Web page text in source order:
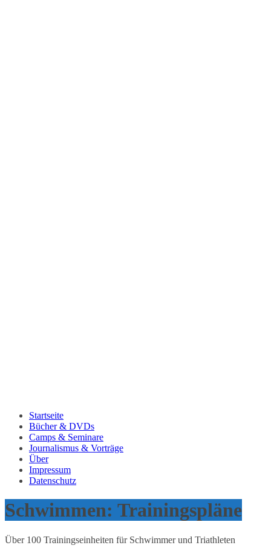
Startseite
Bücher & DVDs
Camps & Seminare
Journalismus & Vorträge
Über
Impressum
Datenschutz
Schwimmen: Trainingspläne
Über 100 Trainingseinheiten für Schwimmer und Triathleten